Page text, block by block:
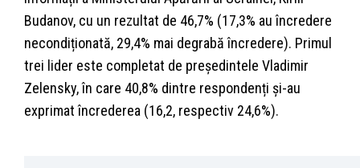
Budanov, cu un rezultat de 46,7% (17,3% au încredere
necondiționată, 29,4% mai degrabă încredere). Primul
trei lider este completat de președintele Vladimir
Zelensky, în care 40,8% dintre respondenți și-au
exprimat încrederea (16,2, respectiv 24,6%).